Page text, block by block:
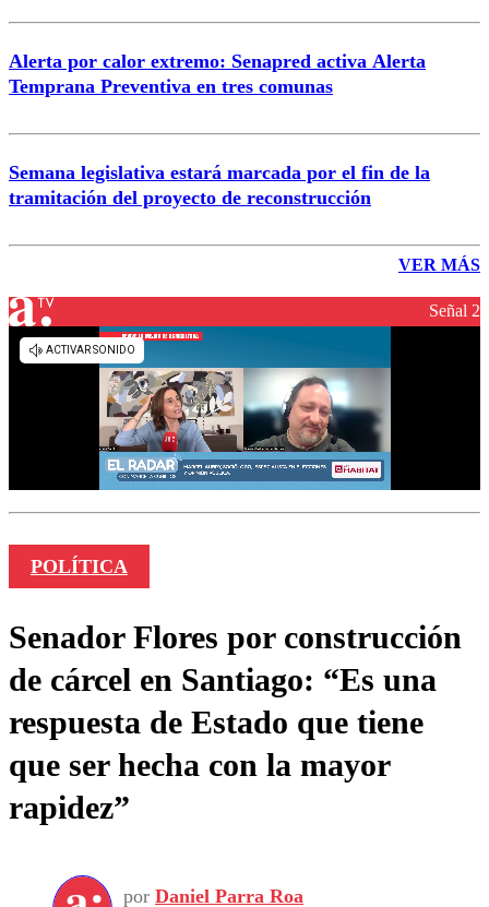
Alerta por calor extremo: Senapred activa Alerta
Temprana Preventiva en tres comunas
Semana legislativa estará marcada por el fin de la
tramitación del proyecto de reconstrucción
VER MÁS
Señal 2
POLÍTICA
Senador Flores por construcción
de cárcel en Santiago: “Es una
respuesta de Estado que tiene
que ser hecha con la mayor
rapidez”
por Daniel Parra Roa